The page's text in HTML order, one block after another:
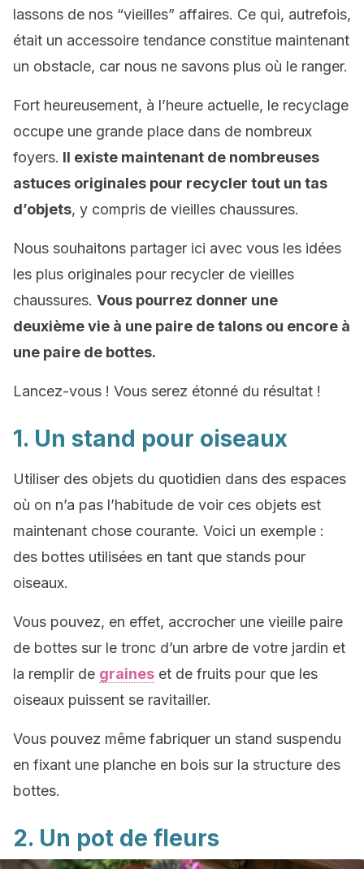
lassons de nos “vieilles” affaires. Ce qui, autrefois,
était un accessoire tendance constitue maintenant
un obstacle, car nous ne savons plus où le ranger.
Fort heureusement, à l’heure actuelle, le recyclage
occupe une grande place dans de nombreux
foyers. Il existe maintenant de nombreuses
astuces originales pour recycler tout un tas
d’objets, y compris de vieilles chaussures.
Nous souhaitons partager ici avec vous les idées
les plus originales pour recycler de vieilles
chaussures. Vous pourrez donner une
deuxième vie à une paire de talons ou encore à
une paire de bottes.
Lancez-vous ! Vous serez étonné du résultat !
1. Un stand pour oiseaux
Utiliser des objets du quotidien dans des espaces
où on n’a pas l’habitude de voir ces objets est
maintenant chose courante. Voici un exemple :
des bottes utilisées en tant que stands pour
oiseaux.
Vous pouvez, en effet, accrocher une vieille paire
de bottes sur le tronc d’un arbre de votre jardin et
la remplir de graines et de fruits pour que les
oiseaux puissent se ravitailler.
Vous pouvez même fabriquer un stand suspendu
en fixant une planche en bois sur la structure des
bottes.
2. Un pot de fleurs